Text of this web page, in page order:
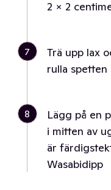
2 × 2
7
Trä upp lax
rulla spetten
8
Lägg på en
i mitten av
är
Wasabidipp